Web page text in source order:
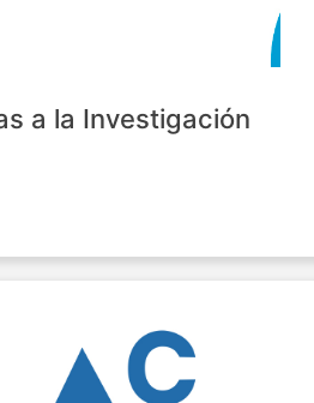
a la Investigación